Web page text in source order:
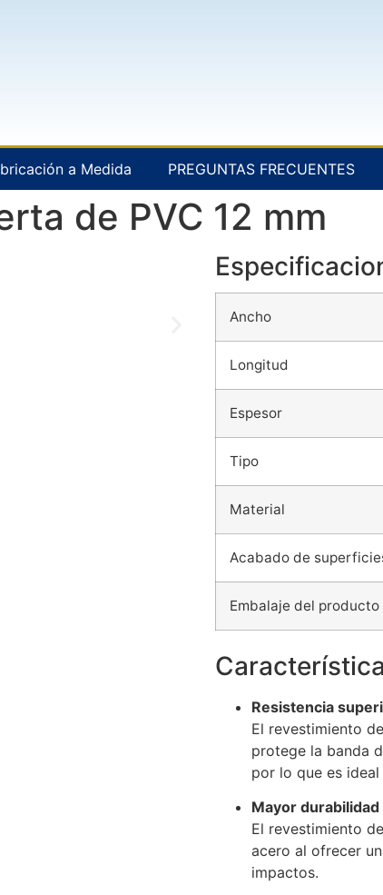
a Medida PREGUNTAS FRECUENTES
de PVC 12 mm
Ancho
Longitud
Espesor
Tipo
Material
Acabado de
Embalaje del producto
Resistencia
El revestimiento
protege la banda
por lo que es
Mayor durabilidad
El revestimiento
acero al ofrecer
impactos.